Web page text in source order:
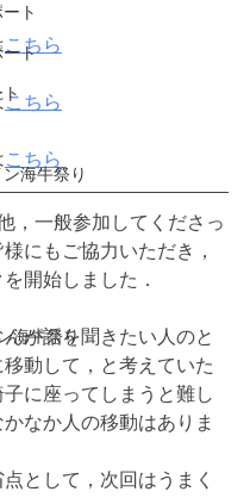
ト
ート
海牛祭り
海牛祭り
こちら
こちら
こちら
，一般参加してくださっ
にもご協力いただき，
開始しました．
が話を聞きたい人のと
動して，と考えていた
に座ってしまうと難し
なか人の移動はありま
として，次回はうまく